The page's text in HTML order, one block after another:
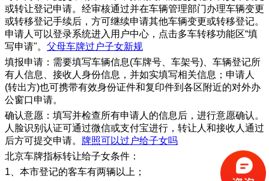
或转让登记申请。经审核通过并在车辆管理部门办理车辆变更
或转移登记手续后，方可继续申请其他车辆变更或转移登记。
申请人可以登录系统进入用户中心，点击多车转移功能区“填
写申请"。 父母车牌过户子女新规
填报申请：需要填写车辆信息(车牌号、车架号)、车辆登记所
有人信息、接收人身份信息，并如实填写相关信息；申请人
(转出方)也可携带有效身份证件和复印件到各区附近的对外办
公窗口申请。
确认意愿：填写并检查所有申请人的信息后，进行意愿确认。
人脸识别认证可通过微信或支付宝进行，转让人和接收人通过
后方可提交申请。 牌照可以过户给子女吗
北京车牌指标转让给子女条件：
1、本市登记的客车有两辆以上；